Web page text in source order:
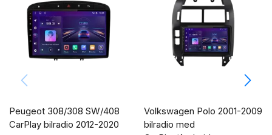
Peugeot 308/308 SW/408
CarPlay bilradio 2012-2020
Volkswagen Polo 2001-2009
bilradio med